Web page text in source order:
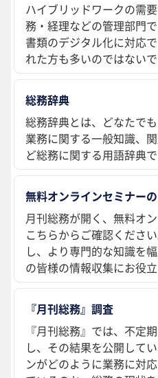
ハイブリッドワークの需
務・経理などの管理部門
書類のデジタル化に対応
れた方も多いのではないで
総務辞典
総務辞典とは、どなたで
業務に関する一般知識、
ど総務に関する用語辞典で
無料オンラインセミナー
月刊総務が開く、無料オ
こちらからご確認くださ
し、より専門的な知識を
の皆様の情報収集にお役立
『月刊総務』調査
『月刊総務』では、不定
し、その結果を公開して
ンがどのように業務に対